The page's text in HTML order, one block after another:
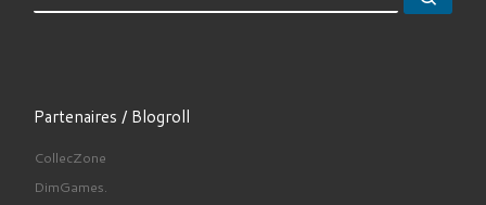
Partenaires / Blogroll
CollecZone
DimGames.